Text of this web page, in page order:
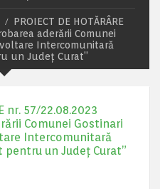
PROIECT DE HOTĂRÂRE
aderării Comunei
Intercomunitară
un Judeţ Curat”
nr. 57/22.08.2023
Comunei Gostinari
Intercomunitară
un Judeţ Curat”